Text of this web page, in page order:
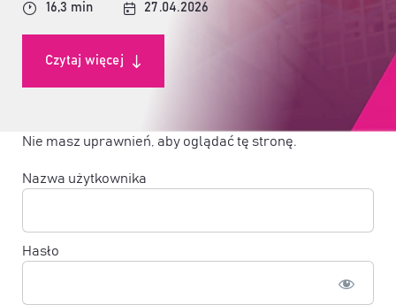
16,3 min 27.04.2026
Czytaj więcej
Nie masz uprawnień, aby oglądać tę stronę.
Nazwa użytkownika
Hasło